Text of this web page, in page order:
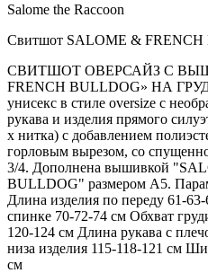
Salome the Raccoon
Свитшот SALOME &
СВИТШОТ ОВЕРСАЙЗ С
FRENCH BULLDOG» НА
унисекс в стиле oversize с
рукава и изделия прямого
х нитка) с добавлением
горловым вырезом, со
3/4. Дополнена вышивкой
BULLDOG" размером А5.
Длина изделия по переду 61-
спинке 70-72-74 см Обхват
120-124 см Длина рукава с
низа изделия 115-118-121 см
см